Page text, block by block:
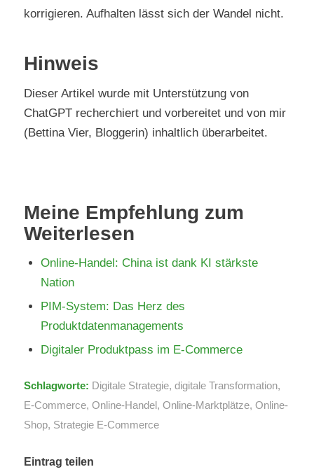
korrigieren. Aufhalten lässt sich der Wandel nicht.
Hinweis
Dieser Artikel wurde mit Unterstützung von
ChatGPT recherchiert und vorbereitet und von mir
(Bettina Vier, Bloggerin) inhaltlich überarbeitet.
Meine Empfehlung zum
Weiterlesen
Online-Handel: China ist dank KI stärkste
Nation
PIM-System: Das Herz des
Produktdatenmanagements
Digitaler Produktpass im E-Commerce
Schlagworte: Digitale Strategie, digitale Transformation,
E-Commerce, Online-Handel, Online-Marktplätze, Online-
Shop, Strategie E-Commerce
Eintrag teilen